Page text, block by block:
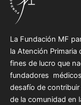
La Fundación MF
la Atención Primaria
fines de lucro que
fundadores
desafío de
de la comunidad en